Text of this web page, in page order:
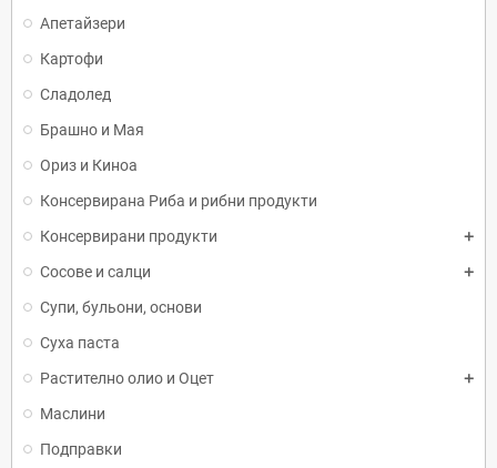
Апетайзери
Картофи
Сладолед
Брашно и Мая
Ориз и Киноа
Консервирана Риба и рибни продукти
Консервирани продукти
Сосове и салци
Супи, бульони, основи
Суха паста
Растително олио и Оцет
Маслини
Подправки